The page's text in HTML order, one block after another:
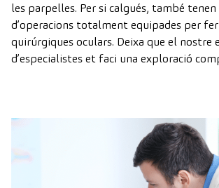
les parpelles. Per si calgués, també tenen
d’operacions totalment equipades per
quirúrgiques oculars. Deixa que el nostre
d’especialistes et faci una exploració